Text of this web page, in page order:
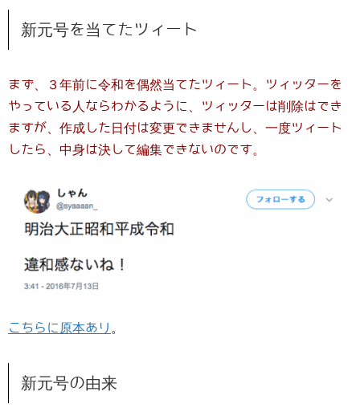
新元号を当てたツィート
まず、３年前に令和を偶然当てたツィート。ツィッターを
やっている人ならわかるように、ツィッターは削除はでき
ますが、作成した日付は変更できませんし、一度ツィート
したら、中身は決して編集できないのです。
こちらに原本あり 。
新元号の由来